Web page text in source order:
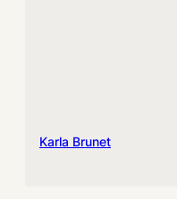
Karla Brunet